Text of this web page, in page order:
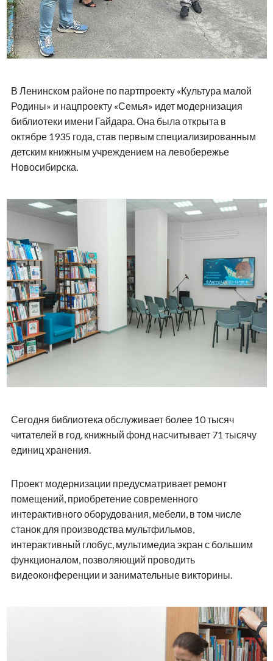
В Ленинском районе по партпроекту «Культура малой
Родины» и нацпроекту «Семья» идет модернизация
библиотеки имени Гайдара. Она была открыта в
октябре 1935 года, став первым специализированным
детским книжным учреждением на левобережье
Новосибирска.
Сегодня библиотека обслуживает более 10 тысяч
читателей в год, книжный фонд насчитывает 71 тысячу
единиц хранения.
Проект модернизации предусматривает ремонт
помещений, приобретение современного
интерактивного оборудования, мебели, в том числе
станок для производства мультфильмов,
интерактивный глобус, мультимедиа экран с большим
функционалом, позволяющий проводить
видеоконференции и занимательные викторины.